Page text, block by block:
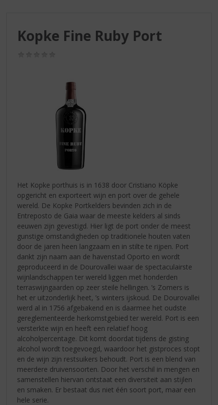
Kopke Fine Ruby Port
Het Kopke porthuis is in 1638 door Cristiano Köpke
opgericht en exporteert wijn en port over de gehele
wereld. De Kopke Portkelders bevinden zich in de
Entreposto de Gaia waar de meeste kelders al sinds
eeuwen zijn gevestigd. Hier ligt de port onder de meest
gunstige omstandigheden op traditionele houten vaten
door de jaren heen langzaam en in stilte te rijpen. Port
dankt zijn naam aan de havenstad Oporto en wordt
geproduceerd in de Dourovallei waar de spectaculairste
wijnlandschappen ter wereld liggen met honderden
terraswijngaarden op zeer steile hellingen. ’s Zomers is
het er uitzonderlijk heet, ’s winters ijskoud. De Dourovallei
werd al in 1756 afgebakend en is daarmee het oudste
gereglementeerde herkomstgebied ter wereld. Port is een
versterkte wijn en heeft een relatief hoog
alcoholpercentage. Dit komt doordat tijdens de gisting
alcohol wordt toegevoegd, waardoor het gistproces stopt
en de wijn zijn restsuikers behoudt. Port is een blend van
meerdere druivensoorten. Door het verschil in mengen en
samenstellen hiervan ontstaat een diversiteit aan stijlen
en smaken. Er bestaat dus niet één soort port, maar een
hele serie.